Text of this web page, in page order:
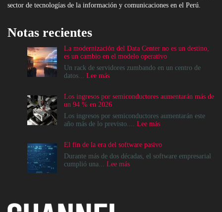
sector de tecnologías de la información y comunicaciones en el Perú.
Notas recientes
La modernización del Data Center no es un destino,
es un cambio en el modelo operativo
Un rack de servidores zumbando en un centro de
datos... Lee más:
del
Data
Center
no
destino,
es
un
operativo
Los ingresos por semiconductores aumentarán más de
un 94 % en 2026
Los ingresos por semiconductores aumentarán este
año más de lo previsto.... Lee más:
por
semiconductores
El fin de la era del software pasivo
Durante más de dos décadas, el software empresarial
cumplió una... Lee más: